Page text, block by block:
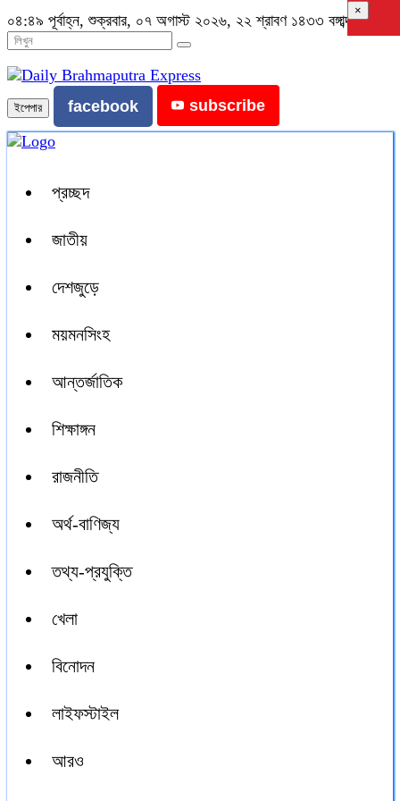
০৪:৪৯ পূর্বাহ্ন, শুক্রবার, ০৭ অগাস্ট ২০২৬, ২২ শ্রাবণ ১৪৩৩ বঙ্গাব্দ
ইপেপার facebook subscribe
প্রচ্ছদ
জাতীয়
দেশজুড়ে
ময়মনসিংহ
আন্তর্জাতিক
শিক্ষাঙ্গন
রাজনীতি
অর্থ-বাণিজ্য
তথ্য-প্রযুক্তি
খেলা
বিনোদন
লাইফস্টাইল
আরও
×